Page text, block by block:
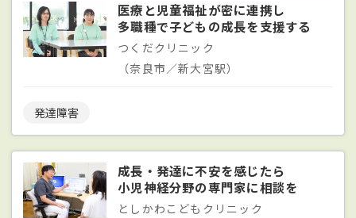
医療と児童福祉が密に連携し
多職種で子どもの成長を支援する
つくだクリニック
（奈良市／新大宮駅）
発達障害
成長・発達に不安を感じたら
小児神経分野の専門家に相談を
としかわこどもクリニック